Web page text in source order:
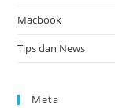
Macbook
Tips dan News
Meta